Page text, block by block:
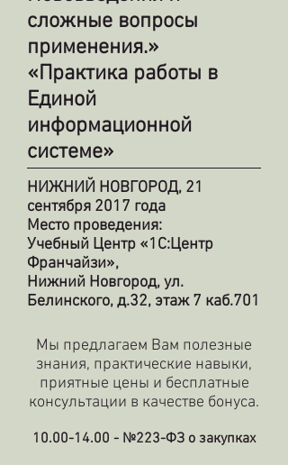
сложные вопросы
применения.»
«Практика работы в
Единой
информационной
системе»
НИЖНИЙ НОВГОРОД, 21
сентября 2017 года
Место проведения:
Учебный Центр «1С:Центр
Франчайзи»,
Нижний Новгород, ул.
Белинского, д.32, этаж 7 каб.701
Мы предлагаем Вам полезные
знания, практические навыки,
приятные цены и бесплатные
консультации в качестве бонуса.
10.00-14.00 - №223-ФЗ о закупках